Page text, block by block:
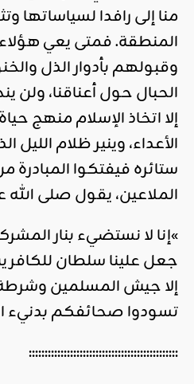
منا إلى رافدا لسياساتها
المنطقة. فمتى يعي
وقبولهم بأدوار الذل
الحبال حول أعناقنا، ولن
إلا اتخاذ الإسلام منهج
الأعداء، وينير ظلام
ستائره فيفتكوا المبادرة
الملاعين، يقول صلى
»إنا لا نستضيء بنار
جعل علينا سلطان
إلا جيش المسلمين
تسودوا صحائفكم بدنيء
:::::::::::::::::::::::::::::::::::::::::::::::